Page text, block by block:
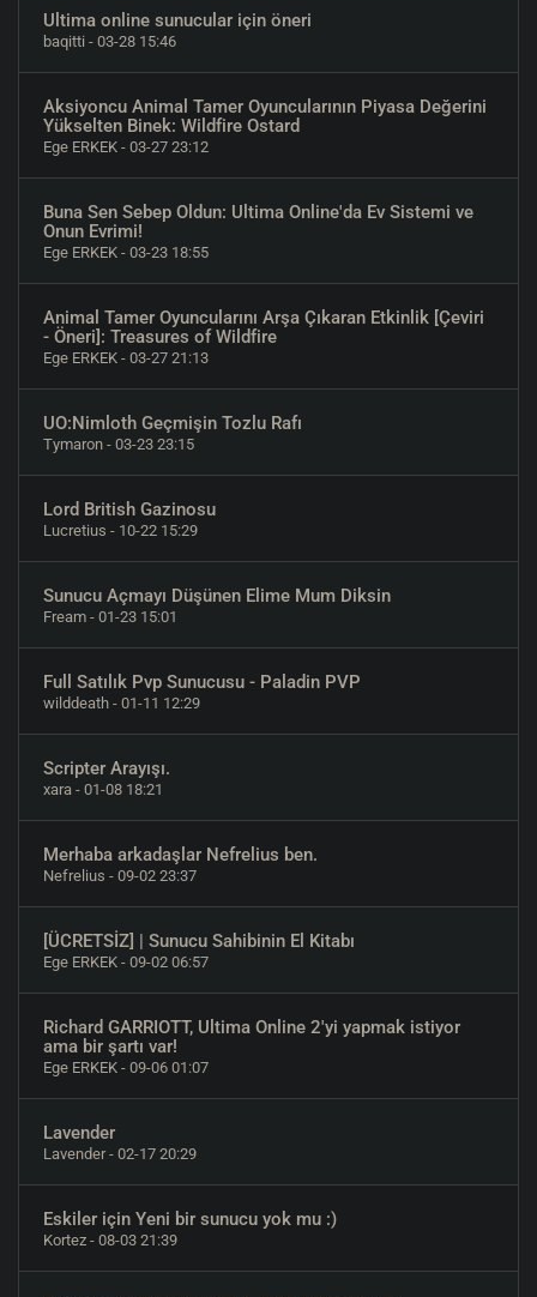
Ultima online sunucular için öneri
baqitti - 03-28 15:46
Aksiyoncu Animal Tamer Oyuncularının Piyasa Değerini
Yükselten Binek: Wildfire Ostard
Ege ERKEK - 03-27 23:12
Buna Sen Sebep Oldun: Ultima Online'da Ev Sistemi ve
Onun Evrimi!
Ege ERKEK - 03-23 18:55
Animal Tamer Oyuncularını Arşa Çıkaran Etkinlik [Çeviri
- Öneri]: Treasures of Wildfire
Ege ERKEK - 03-27 21:13
UO:Nimloth Geçmişin Tozlu Rafı
Tymaron - 03-23 23:15
Lord British Gazinosu
Lucretius - 10-22 15:29
Sunucu Açmayı Düşünen Elime Mum Diksin
Fream - 01-23 15:01
Full Satılık Pvp Sunucusu - Paladin PVP
wilddeath - 01-11 12:29
Scripter Arayışı.
xara - 01-08 18:21
Merhaba arkadaşlar Nefrelius ben.
Nefrelius - 09-02 23:37
[ÜCRETSİZ] | Sunucu Sahibinin El Kitabı
Ege ERKEK - 09-02 06:57
Richard GARRIOTT, Ultima Online 2'yi yapmak istiyor
ama bir şartı var!
Ege ERKEK - 09-06 01:07
Lavender
Lavender- 02-17 20:29
Eskiler için Yeni bir sunucu yok mu :)
Kortez - 08-03 21:39